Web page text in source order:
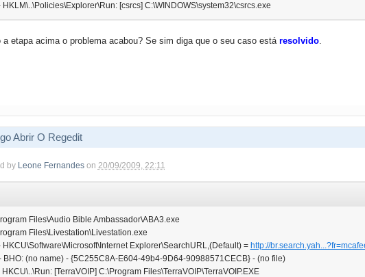
HKLM\..\Policies\Explorer\Run: [csrcs] C:\WINDOWS\system32\csrcs.exe
a etapa acima o problema acabou? Se sim diga que o seu caso está resolvido.
Abrir O Regedit
by Leone Fernandeson 20/09/2009, 22:11
Files\Audio Bible Ambassador\ABA3.exe
Files\Livestation\Livestation.exe
HKCU\Software\Microsoft\Internet Explorer\SearchURL,(Default) = http://
BHO: (no name) - {5C255C8A-E604-49b4-9D64-90988571CECB} - (no file)
HKCU\..\Run: [TerraVOIP] C:\Program Files\TerraVOIP\TerraVOIP.EXE